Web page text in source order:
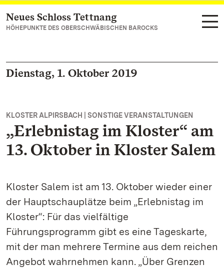
Zum Hauptinhalt springen
Neues Schloss Tettnang
HÖHEPUNKTE DES OBERSCHWÄBISCHEN BAROCKS
Dienstag, 1. Oktober 2019
KLOSTER ALPIRSBACH | SONSTIGE VERANSTALTUNGEN
„Erlebnistag im Kloster“ am
13. Oktober in Kloster Salem
Kloster Salem ist am 13. Oktober wieder einer
der Hauptschauplätze beim „Erlebnistag im
Kloster“: Für das vielfältige
Führungsprogramm gibt es eine Tageskarte,
mit der man mehrere Termine aus dem reichen
Angebot wahrnehmen kann. „Über Grenzen